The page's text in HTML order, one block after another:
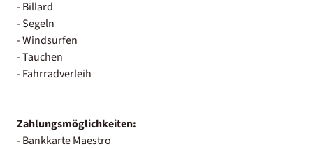
- Billard
- Segeln
- Windsurfen
- Tauchen
- Fahrradverleih
Zahlungsmöglichkeiten:
- Bankkarte Maestro